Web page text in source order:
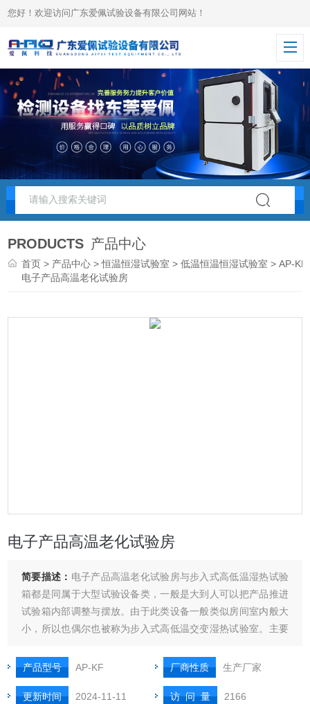
您好！欢迎访问广东爱佩试验设备有限公司网站！
PRODUCTS 产品中心
首页 > 产品中心 >恒温恒湿试验室 >低温恒温恒湿试验室 > AP-KF
电子产品高温老化试验房
电子产品高温老化试验房
简要描述： 电子产品高温老化试验房与步入式高低温湿热试验
箱都是同属于大型试验设备类，一般是大到人可以把产品推进
试验箱内部调整与摆放。由于此类设备一般类似房间室内般大
小，所以也偶尔也被称为步入式高低温交变湿热试验室。主要
器件、存储类器件、总线器件、接口驱动器件、电源芯片、电
线产品、电子五金塑胶产品、电话机、体育器材、产各种规格
通讯线、排线、电脑周边线、
产品型号 AP-KF 厂商性质 生产厂家
更新时间 2024-11-11 访 问 量 2166